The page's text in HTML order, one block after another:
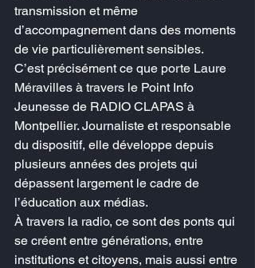
transmission et même
d’accompagnement dans des moments
de vie particulièrement sensibles.
C’est précisément ce que porte Laure
Méravilles à travers le Point Info
Jeunesse de RADIO CLAPAS à
Montpellier. Journaliste et responsable
du dispositif, elle développe depuis
plusieurs années des projets qui
dépassent largement le cadre de
l’éducation aux médias.
À travers la radio, ce sont des ponts qui
se créent entre générations, entre
institutions et citoyens, mais aussi entre